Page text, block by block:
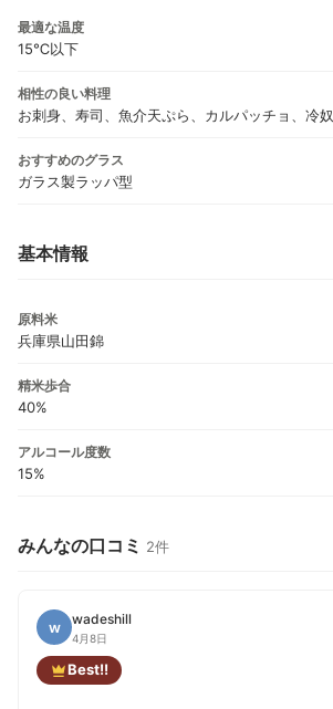
最適な温度
15℃以下
相性の良い料理
お刺身、寿司、魚介天ぷら、カルパッチョ、冷奴
おすすめのグラス
ガラス製ラッパ型
基本情報
原料米
兵庫県山田錦
精米歩合
40%
アルコール度数
15%
みんなの口コミ 2件
w wadeshill
4月8日
Best!!